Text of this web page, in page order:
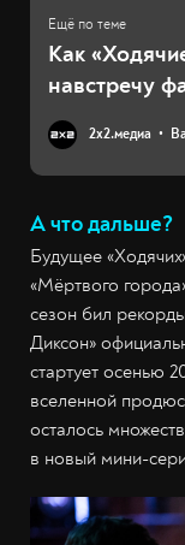
Как
навстречу
2х2.медиа
А что дальше?
Будущее
«Мёртвого
сезон бил
Диксон»
стартует осенью
вселенной
осталось
в новый мини-